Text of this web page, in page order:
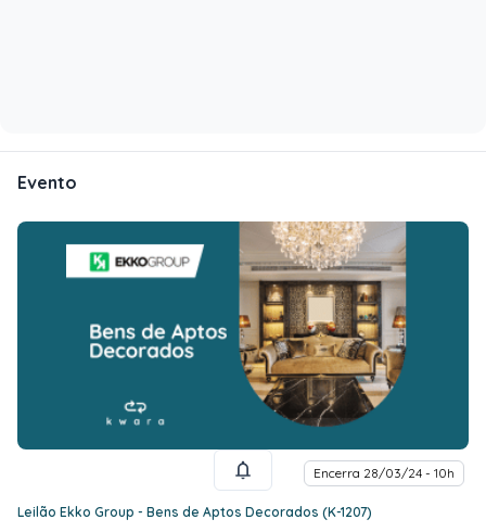
Evento
Encerra 28/03/24 - 10h
Leilão Ekko Group - Bens de Aptos Decorados (K-1207)